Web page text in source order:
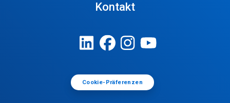
Kontakt
Cookie-Präferenzen